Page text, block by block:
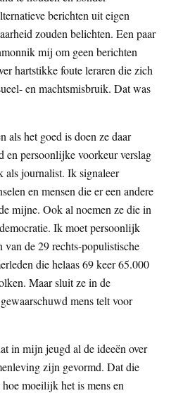
berichten uit eigen
zouden belichten. Een paar
mij om geen berichten
hartstikke foute leraren die zich
en machtsmisbruik. Dat was
als het goed is doen ze daar
en persoonlijke voorkeur verslag
als journalist. Ik signaleer
en mensen die er een andere
mijne. Ook al noemen ze die in
Ik moet persoonlijk
van de 29 rechts-populistische
die helaas 69 keer 65.000
Maar sluit ze in de
mens telt voor
in mijn jeugd al de ideeën over
zijn gevormd. Dat die
moeilijk het is mens en